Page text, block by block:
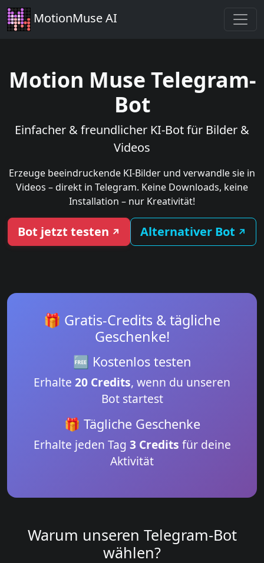
MotionMuse AI
Motion Muse Telegram-
Bot
Einfacher & freundlicher KI-Bot für Bilder &
Videos
Erzeuge beeindruckende KI-Bilder und verwandle sie in
Videos – direkt in Telegram. Keine Downloads, keine
Installation – nur Kreativität!
Bot jetzt testen Alternativer Bot
🎁 Gratis-Credits & tägliche
Geschenke!
🆓 Kostenlos testen
Erhalte 20 Credits, wenn du unseren
Bot startest
🎁 Tägliche Geschenke
Erhalte jeden Tag 3 Credits für deine
Aktivität
Warum unseren Telegram-Bot
wählen?